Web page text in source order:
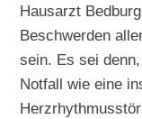
Hausarzt
Beschwerden
sein. Es sei
Notfall wie eine